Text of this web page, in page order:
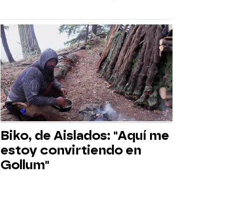
Biko, de Aislados: "Aquí me
estoy convirtiendo en
Gollum"